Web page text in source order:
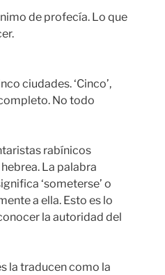
de profecía. Lo que
ciudades. ‘Cinco’,
No todo
rabínicos
La palabra
‘someterse’ o
a ella. Esto es lo
la autoridad del
la traducen como la